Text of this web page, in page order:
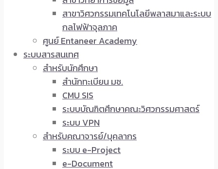
สาขาวิศวกรรมเทคโนโลยีพลาสมาและระบบ
กลไฟฟ้าจุลภาค
ศูนย์ Entaneer Academy
ระบบสารสนเทศ
สำหรับนักศึกษา
สำนักทะเบียน มช.
CMU SIS
ระบบบัณฑิตศึกษาคณะวิศวกรรมศาสตร์
ระบบ VPN
สำหรับคณาจารย์/บุคลากร
ระบบ e-Project
e-Document